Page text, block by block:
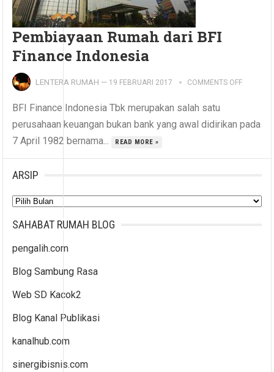
Pembiayaan Rumah dari BFI
Finance Indonesia
LENTERA RUMAH — 19 FEBRUARI 2017 COMMENTS OFF
BFI Finance Indonesia Tbk merupakan salah satu
perusahaan keuangan bukan bank yang awal didirikan pada
7 April 1982 bernama...
READ MORE »
ARSIP
Arsip
SAHABAT RUMAH BLOG
pengalih.com
Blog Sambung Rasa
Web SD Kacok2
Blog Kanal Publikasi
kanalhub.com
sinergibisnis.com